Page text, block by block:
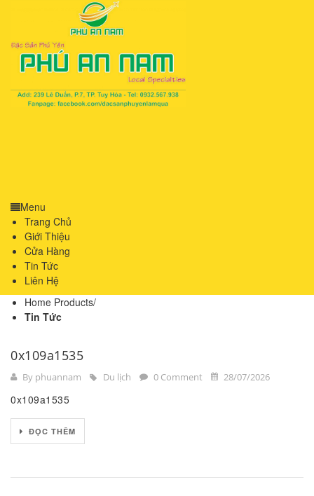
Menu
Trang Chủ
Giới Thiệu
Cửa Hàng
Tin Tức
Liên Hệ
Home Products/
Tin Tức
0x109a1535
By phuannam Du lịch 0 Comment 28/07/2026
0x109a1535
ĐỌC THÊM